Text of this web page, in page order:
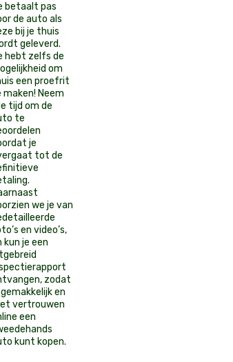
betaalt pas
de auto als
bij je thuis
geleverd.
hebt zelfs de
om
een proefrit
maken! Neem
tijd om de
te
je
tot de
we je van
en video’s,
kun je een
zodat
en
vertrouwen
een
kunt kopen.